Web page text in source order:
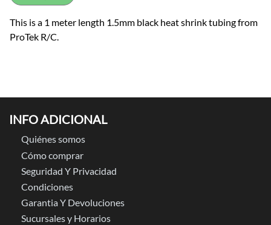
This is a 1 meter length 1.5mm black heat shrink tubing from
ProTek R/C.
INFO ADICIONAL
Quiénes somos
Cómo comprar
Seguridad Y Privacidad
Condiciones
Garantia Y Devoluciones
Sucursales y Horarios